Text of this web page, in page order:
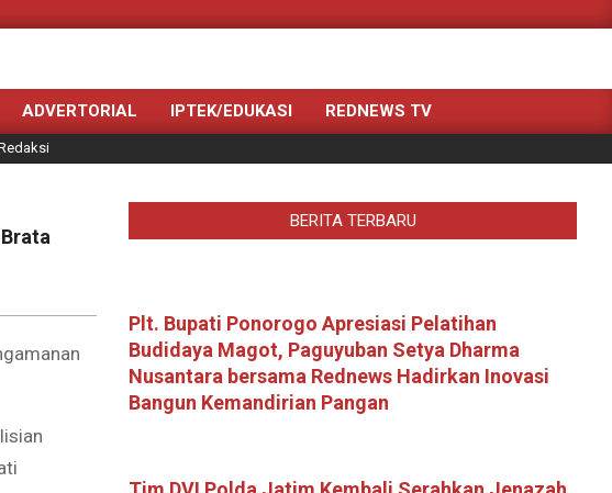
ADVERTORIAL IPTEK/EDUKASI REDNEWS TV
BERITA TERBARU
Plt. Bupati Ponorogo Apresiasi Pelatihan
Budidaya Magot, Paguyuban Setya Dharma
Nusantara bersama Rednews Hadirkan Inovasi
Bangun Kemandirian Pangan